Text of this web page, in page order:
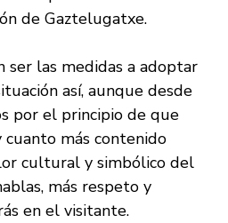
de Gaztelugatxe.
ser las medidas a adoptar
así, aunque desde
por el principio de que
cuanto más contenido
cultural y simbólico del
más respeto y
en el visitante.